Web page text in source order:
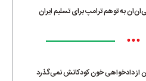
به توهم ترامپ برای تسلیم ایران
•••
از دادخواهی خون کودکانش نمی‌گذرد